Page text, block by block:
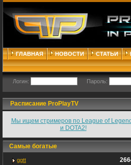
ГЛАВНАЯ НОВОСТИ СТАТЬИ
Логин: Пароль:
Расписание ProPlayTV
Мы ищем стримеров по League of
и DOTA2!
Самые богатые
ggtt